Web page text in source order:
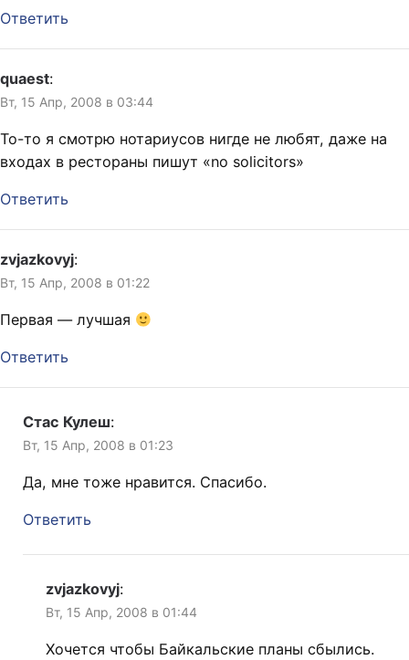
Ответить
quaest:
Вт, 15 Апр, 2008 в 03:44
То-то я смотрю нотариусов нигде не любят, даже на
входах в рестораны пишут «no solicitors»
Ответить
zvjazkovyj:
Вт, 15 Апр, 2008 в 01:22
Первая — лучшая
Ответить
Стас Кулеш:
Вт, 15 Апр, 2008 в 01:23
Да, мне тоже нравится. Спасибо.
Ответить
zvjazkovyj:
Вт, 15 Апр, 2008 в 01:44
Хочется чтобы Байкальские планы сбылись.